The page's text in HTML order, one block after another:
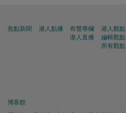
焦點新聞 港人點播
有聲專欄
港人直播
港人觀點
編輯觀點
所有觀點
博客館